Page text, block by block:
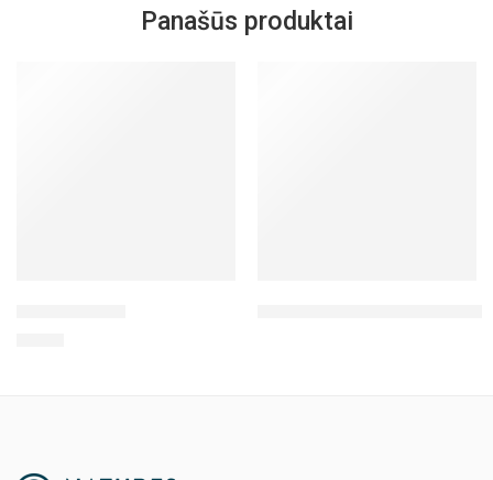
Panašūs produktai